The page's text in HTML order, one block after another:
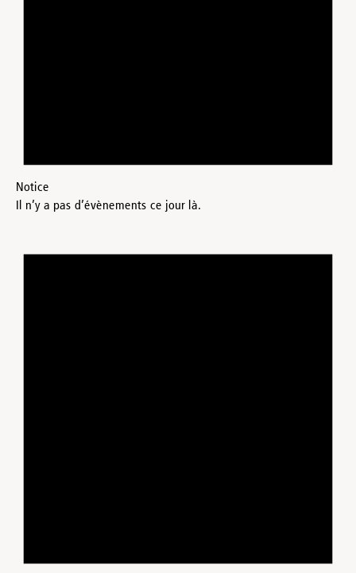
Notice
Il n’y a pas d’évènements ce jour là.